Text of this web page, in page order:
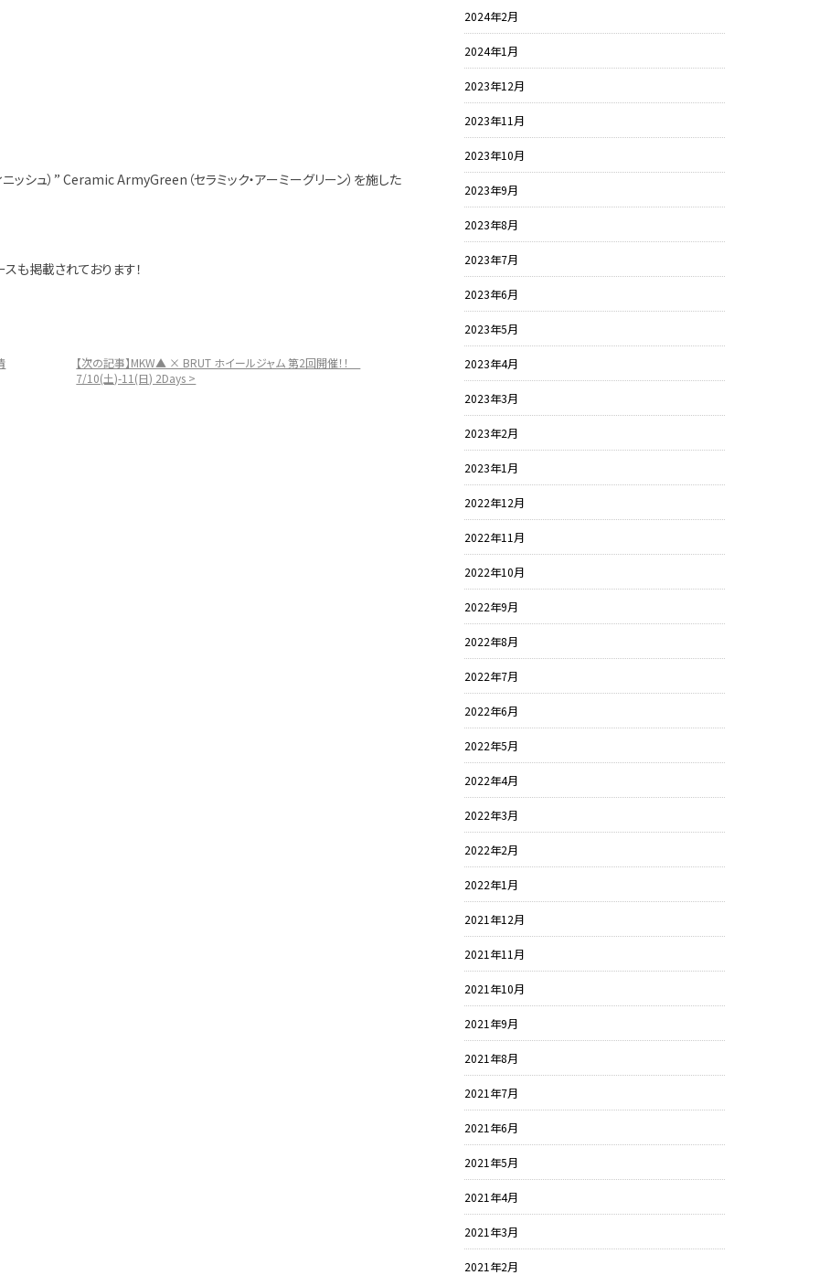
シュ）” Ceramic ArmyGreen（セラミック・アーミーグリーン）を施した
も掲載されております！
【次の記事】MKW▲ × BRUT ホイールジャム 第2回開催！！
7/10(土)-11(日) 2Days >
2024年2月
2024年1月
2023年12月
2023年11月
2023年10月
2023年9月
2023年8月
2023年7月
2023年6月
2023年5月
2023年4月
2023年3月
2023年2月
2023年1月
2022年12月
2022年11月
2022年10月
2022年9月
2022年8月
2022年7月
2022年6月
2022年5月
2022年4月
2022年3月
2022年2月
2022年1月
2021年12月
2021年11月
2021年10月
2021年9月
2021年8月
2021年7月
2021年6月
2021年5月
2021年4月
2021年3月
2021年2月